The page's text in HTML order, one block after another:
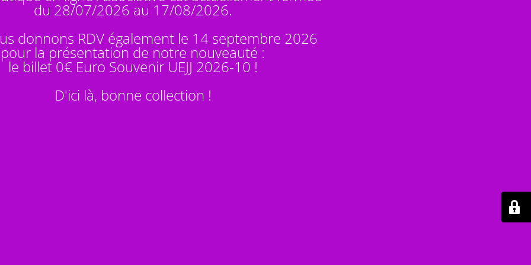
du 28/07/2026 au 17/08/2026.
donnons RDV également le 14 septembre 2026
pour la présentation de notre nouveauté :
le billet 0€ Euro Souvenir UEJJ 2026-10 !
D'ici là, bonne collection !